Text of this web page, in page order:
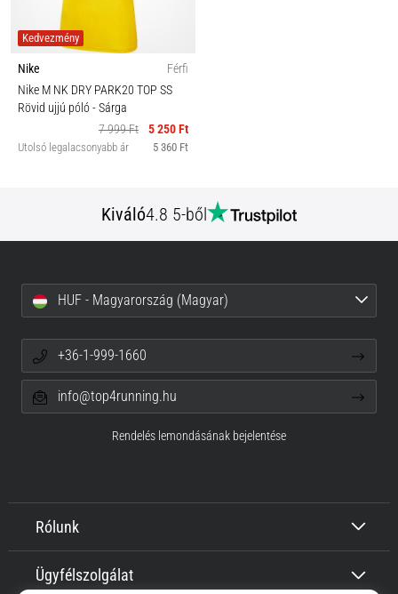
Kedvezmény
Nike
Férfi
Nike M NK DRY PARK20 TOP SS
Rövid ujjú póló- Sárga
7 999 Ft
5 250 Ft
Utolsó legalacsonyabb ár 5 360 Ft
Kiváló4.8 5-ből
Rólunk
Ügyfélszolgálat
HUF - Magyarország (Magyar)
+36-1-999-1660
info@top4running.hu
Rendelés lemondásának bejelentése